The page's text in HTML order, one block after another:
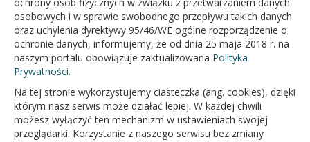
Czw 7:30 - 15:30
Pt 7:30 - 15:30
OFICJALNY SERWIS INTERNETOWY GMINY BIAŁOPOLE
osobowych i w sprawie swobodnego przepływu takich danych
oraz uchylenia dyrektywy 95/46/WE ogólne rozporządzenie o
ochronie danych, informujemy, że od dnia 25 maja 2018 r. na
naszym portalu obowiązuje zaktualizowana Polityka
Prywatności.
Na tej stronie wykorzystujemy ciasteczka (ang. cookies), dzięki
którym nasz serwis może działać lepiej. W każdej chwili
możesz wyłączyć ten mechanizm w ustawieniach swojej
przeglądarki. Korzystanie z naszego serwisu bez zmiany